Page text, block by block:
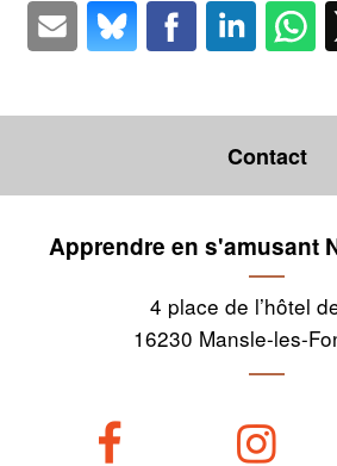
Contact
Apprendre en s'amusant
4 place de l’hôtel
16230 Mansle-les-